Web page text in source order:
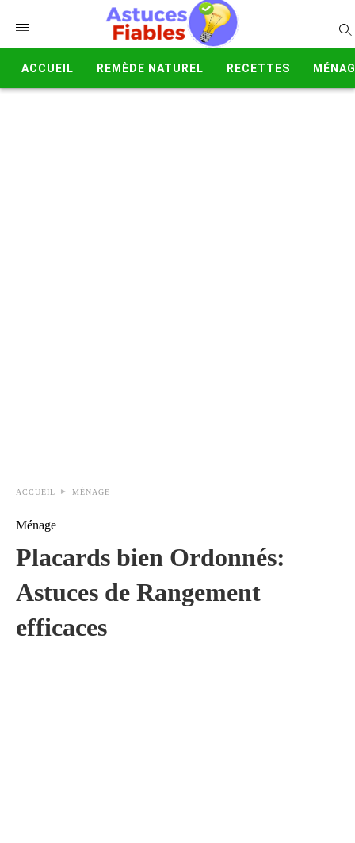
ACCUEIL REMÈDE NATUREL RECETTES
ACCUEIL MÉNAGE
Ménage
Placards bien Ordonnés:
Astuces de Rangement
efficaces